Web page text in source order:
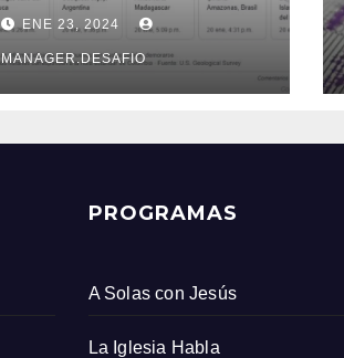
sobre un sismo
antes que el
Servicio Geológico
Colombiano
ENE 23, 2024
MANAGER.DESAFIO
PROGRAMAS
A Solas con Jesús
La Iglesia Habla